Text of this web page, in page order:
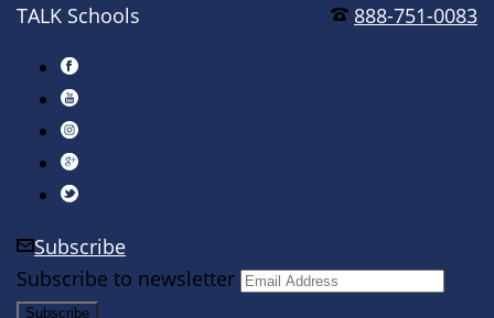
888-751-0083
TALK Schools
Subscribe
Subscribe to newsletter